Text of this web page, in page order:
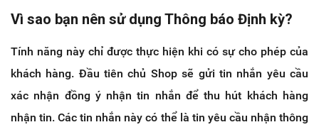
Vì sao bạn nên sử dụng Thông báo Định kỳ?
Tính năng này chỉ được thực hiện khi có sự cho phép của
khách hàng. Đầu tiên chủ Shop sẽ gửi tin nhắn yêu cầu
xác nhận đồng ý nhận tin nhắn để thu hút khách hàng
nhận tin. Các tin nhắn này có thể là tin yêu cầu nhận thông